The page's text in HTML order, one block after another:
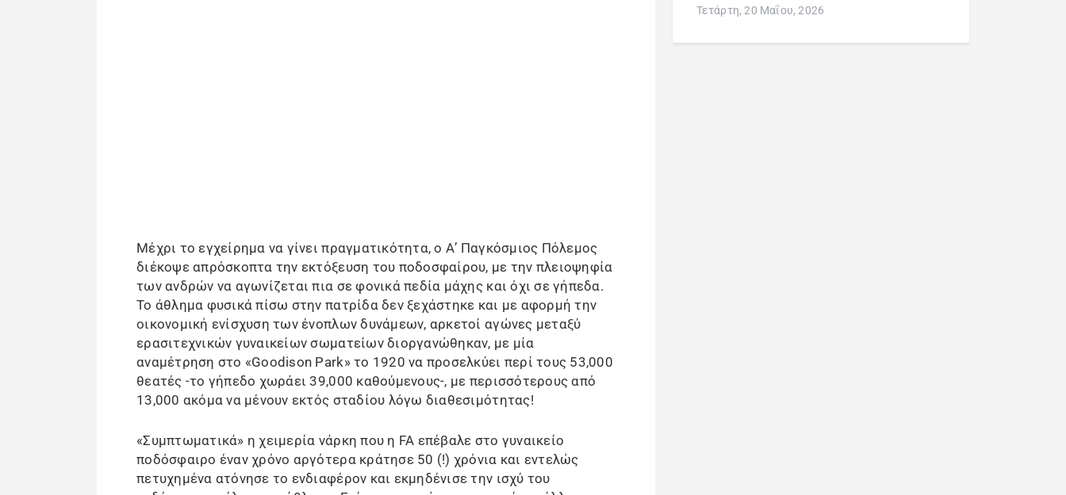
Μέχρι το εγχείρημα να γίνει πραγματικότητα, ο Α’ Παγκόσμιος Πόλεμος
διέκοψε απρόσκοπτα την εκτόξευση του ποδοσφαίρου, με την πλειοψηφία
των ανδρών να αγωνίζεται πια σε φονικά πεδία μάχης και όχι σε γήπεδα.
Το άθλημα φυσικά πίσω στην πατρίδα δεν ξεχάστηκε και με αφορμή την
οικονομική ενίσχυση των ένοπλων δυνάμεων, αρκετοί αγώνες μεταξύ
ερασιτεχνικών γυναικείων σωματείων διοργανώθηκαν, με μία
αναμέτρηση στο «Goodison Park» το 1920 να προσελκύει περί τους 53,000
θεατές -το γήπεδο χωράει 39,000 καθούμενους-, με περισσότερους από
13,000 ακόμα να μένουν εκτός σταδίου λόγω διαθεσιμότητας!
«Συμπτωματικά» η χειμερία νάρκη που η FA επέβαλε στο γυναικείο
ποδόσφαιρο έναν χρόνο αργότερα κράτησε 50 (!) χρόνια και εντελώς
πετυχημένα ατόνησε το ενδιαφέρον και εκμηδένισε την ισχύ του
Τετάρτη, 20 Μαΐου, 2026